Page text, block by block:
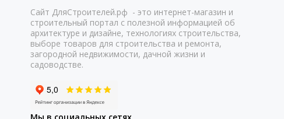
Сайт ДляСтроителей.рф - это интернет-магазин и
строительный портал с полезной информацией об
архитектуре и дизайне, технологиях строительства,
выборе товаров для строительства и ремонта,
загородной недвижимости, дачной жизни и
садоводстве.